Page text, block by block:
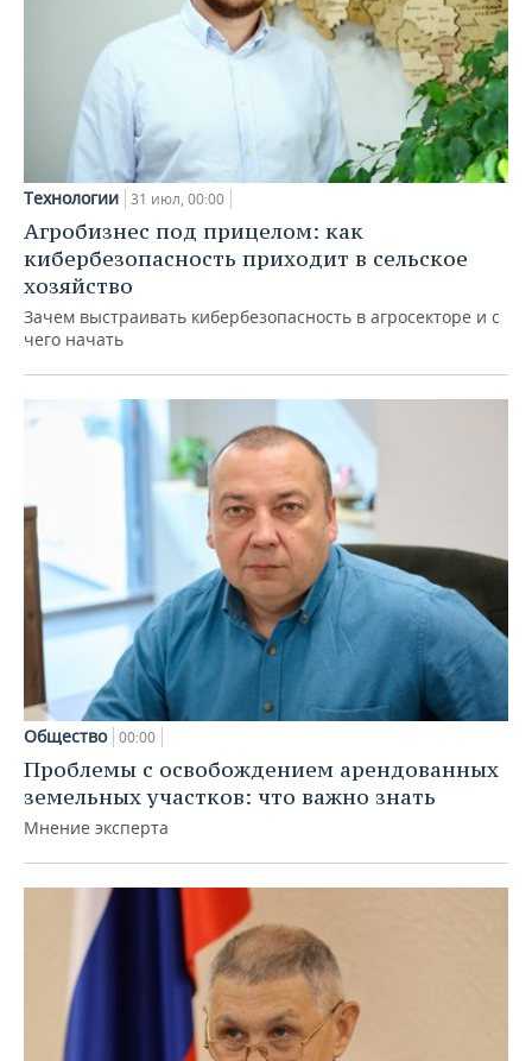
Технологии 31 июл, 00:00
Агробизнес под прицелом: как
кибербезопасность приходит в сельское
хозяйство
Зачем выстраивать кибербезопасность в агросекторе и с
чего начать
Общество 00:00
Проблемы с освобождением арендованных
земельных участков: что важно знать
Мнение эксперта